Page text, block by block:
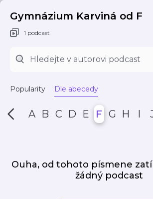
Gymnázium Karviná od F
1 podcast
Popularity Dle abecedy
A B C D E F G H I
Ouha, od tohoto písmene
žádný podcast